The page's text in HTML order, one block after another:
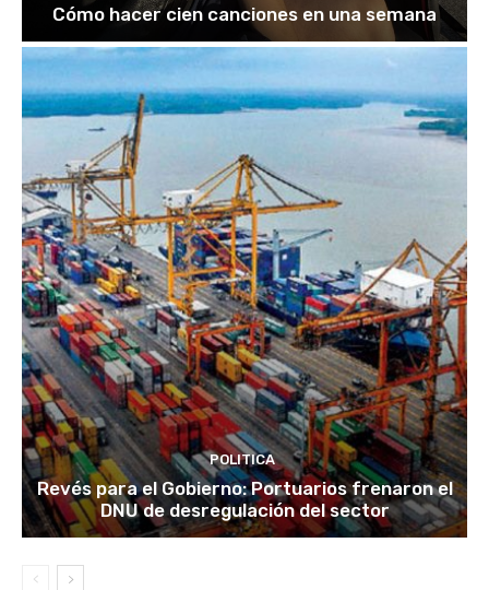
Cómo hacer cien canciones en una semana
POLITICA
Revés para el Gobierno: Portuarios frenaron el
DNU de desregulación del sector